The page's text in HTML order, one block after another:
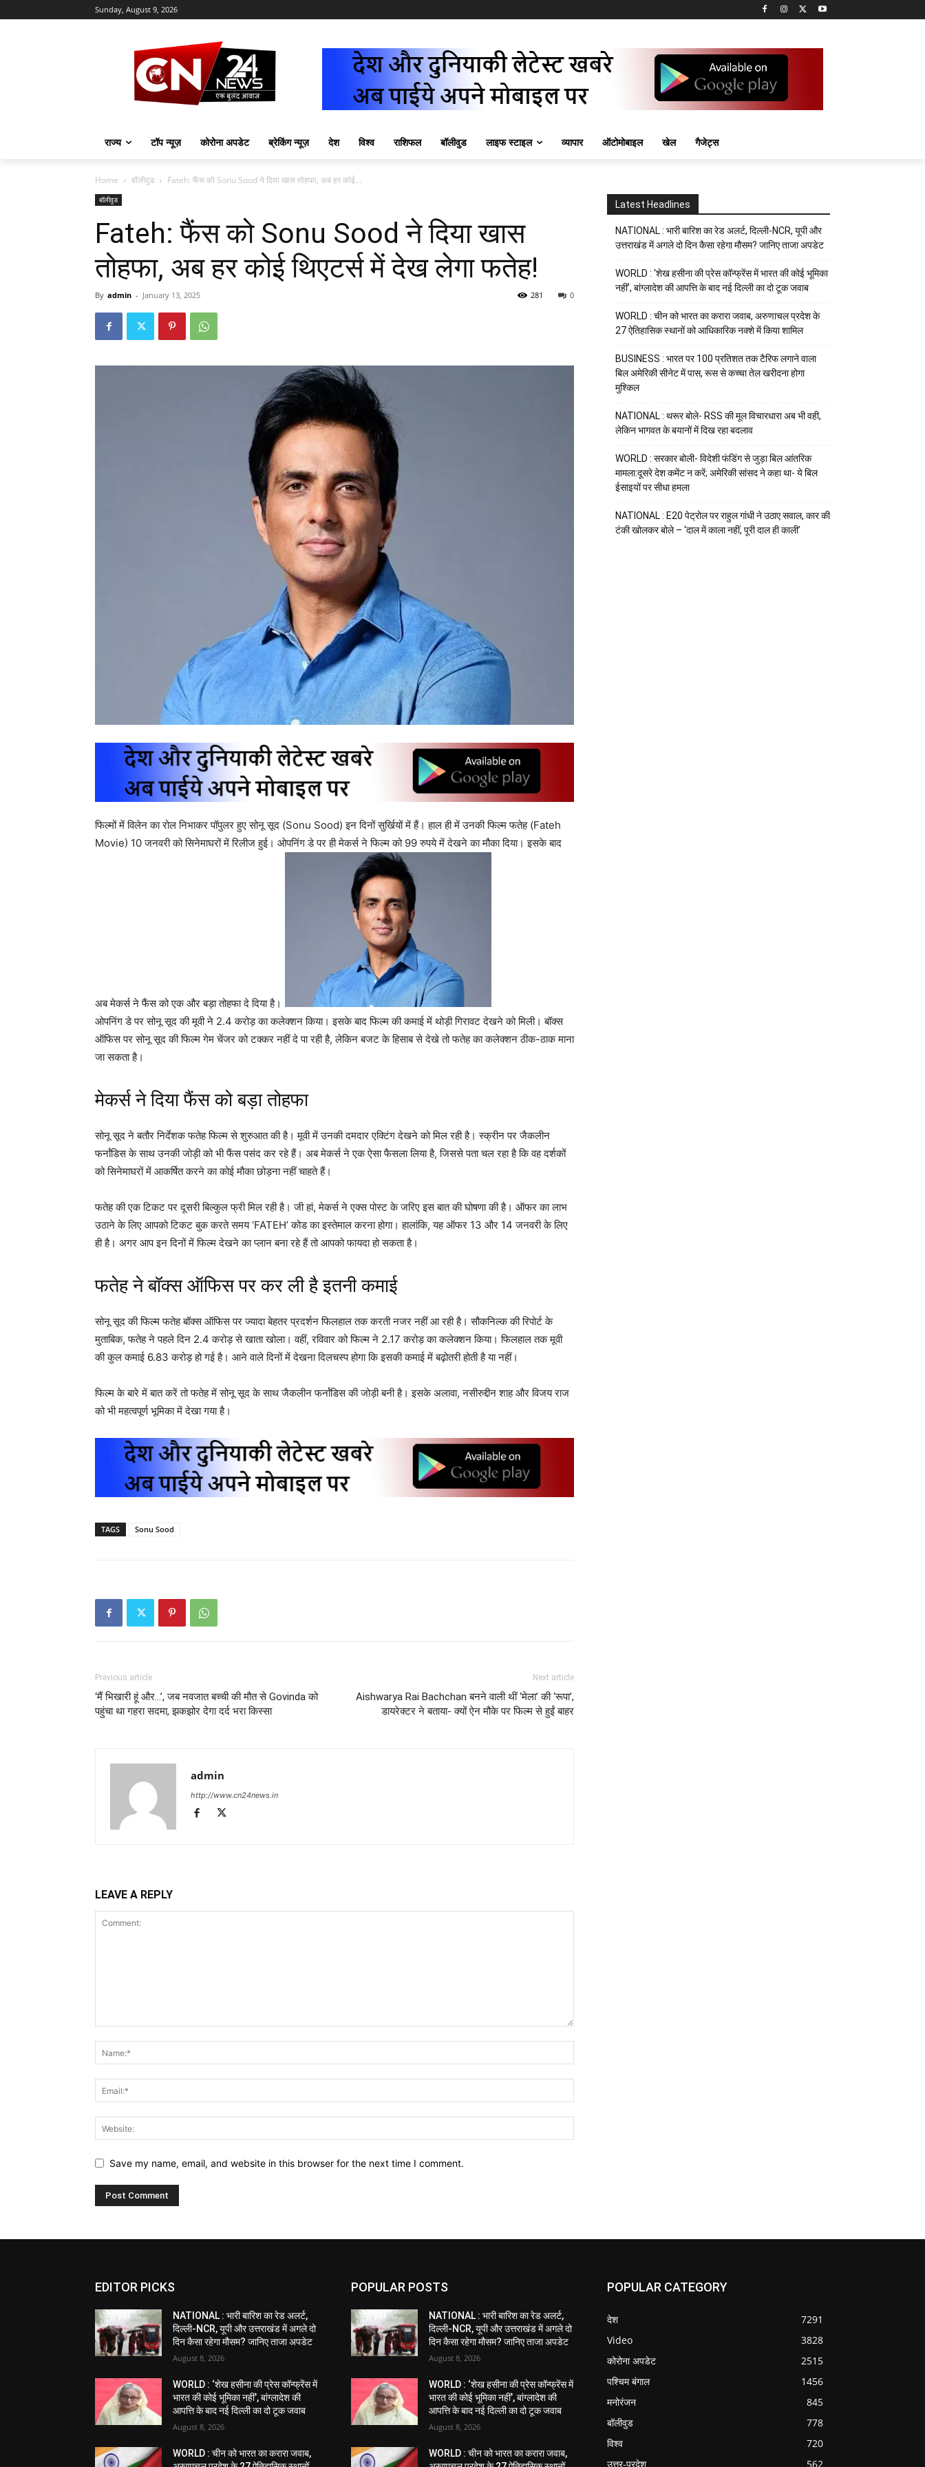
Sunday, August 9, 2026
राज्य टॉप न्यूज़ कोरोना अपडेट ब्रेकिंग न्यूज़ देश विश्व राशिफल बॉलीवुड लाइफ स्टाइल व्यापार ऑटोमोबाइल खेल गैजेट्स
Home बॉलीवुड Fateh: फैंस को Sonu Sood ने दिया खास तोहफा, अब हर कोई...
बॉलीवुड
Fateh: फैंस को Sonu Sood ने दिया खास
तोहफा, अब हर कोई थिएटर्स में देख लेगा फतेह!
By admin - January 13, 2025 0
281
फिल्मों में विलेन का रोल निभाकर पॉपुलर हुए सोनू सूद (Sonu Sood) इन दिनों सुर्खियों में हैं। हाल ही में उनकी फिल्म फतेह (Fateh
Movie) 10 जनवरी को सिनेमाघरों में रिलीज हुई। ओपनिंग डे पर ही मेकर्स ने फिल्म को 99 रुपये में देखने का मौका दिया। इसके बाद
अब मेकर्स ने फैंस को एक और बड़ा तोहफा दे दिया है।
ओपनिंग डे पर सोनू सूद की मूवी ने 2.4 करोड़ का कलेक्शन किया। इसके बाद फिल्म की कमाई में थोड़ी गिरावट देखने को मिली। बॉक्स
ऑफिस पर सोनू सूद की फिल्म गेम चेंजर को टक्कर नहीं दे पा रही है, लेकिन बजट के हिसाब से देखे तो फतेह का कलेक्शन ठीक-ठाक माना
जा सकता है।
मेकर्स ने दिया फैंस को बड़ा तोहफा
सोनू सूद ने बतौर निर्देशक फतेह फिल्म से शुरुआत की है। मूवी में उनकी दमदार एक्टिंग देखने को मिल रही है। स्क्रीन पर जैकलीन
फर्नांडिस के साथ उनकी जोड़ी को भी फैंस पसंद कर रहे हैं। अब मेकर्स ने एक ऐसा फैसला लिया है, जिससे पता चल रहा है कि वह दर्शकों
को सिनेमाघरों में आकर्षित करने का कोई मौका छोड़ना नहीं चाहते हैं।
फतेह की एक टिकट पर दूसरी बिल्कुल फ्री मिल रही है। जी हां, मेकर्स ने एक्स पोस्ट के जरिए इस बात की घोषणा की है। ऑफर का लाभ
उठाने के लिए आपको टिकट बुक करते समय ‘FATEH’ कोड का इस्तेमाल करना होगा। हालांकि, यह ऑफर 13 और 14 जनवरी के लिए
ही है। अगर आप इन दिनों में फिल्म देखने का प्लान बना रहे हैं तो आपको फायदा हो सकता है।
फतेह ने बॉक्स ऑफिस पर कर ली है इतनी कमाई
सोनू सूद की फिल्म फतेह बॉक्स ऑफिस पर ज्यादा बेहतर प्रदर्शन फिलहाल तक करती नजर नहीं आ रही है। सौकनिल्क की रिपोर्ट के
मुताबिक, फतेह ने पहले दिन 2.4 करोड़ से खाता खोला। वहीं, रविवार को फिल्म ने 2.17 करोड़ का कलेक्शन किया। फिलहाल तक मूवी
की कुल कमाई 6.83 करोड़ हो गई है। आने वाले दिनों में देखना दिलचस्प होगा कि इसकी कमाई में बढ़ोतरी होती है या नहीं।
फिल्म के बारे में बात करें तो फतेह में सोनू सूद के साथ जैकलीन फर्नांडिस की जोड़ी बनी है। इसके अलावा, नसीरुद्दीन शाह और विजय राज
को भी महत्वपूर्ण भूमिका में देखा गया है।
TAGS Sonu Sood
Previous article
‘मैं भिखारी हूं और…’, जब नवजात बच्ची की मौत से Govinda को
पहुंचा था गहरा सदमा, झकझोर देगा दर्द भरा किस्सा
Next article
Aishwarya Rai Bachchan बनने वाली थीं ‘मेला’ की ‘रूपा’,
डायरेक्टर ने बताया- क्यों ऐन मौके पर फिल्म से हुईं बाहर
admin
http://www.cn24news.in
LEAVE A REPLY
Save my name, email, and website in this browser for the next time I comment.
Latest Headlines
NATIONAL : भारी बारिश का रेड अलर्ट, दिल्ली-NCR, यूपी और
उत्तराखंड में अगले दो दिन कैसा रहेगा मौसम? जानिए ताजा अपडेट
WORLD : ‘शेख हसीना की प्रेस कॉन्फ्रेंस में भारत की कोई भूमिका
नहीं’, बांग्लादेश की आपत्ति के बाद नई दिल्ली का दो टूक जवाब
WORLD : चीन को भारत का करारा जवाब, अरुणाचल प्रदेश के
27 ऐतिहासिक स्थानों को आधिकारिक नक्शे में किया शामिल
BUSINESS : भारत पर 100 प्रतिशत तक टैरिफ लगाने वाला
बिल अमेरिकी सीनेट में पास, रूस से कच्चा तेल खरीदना होगा
मुश्किल
NATIONAL : थरूर बोले- RSS की मूल विचारधारा अब भी वही,
लेकिन भागवत के बयानों में दिख रहा बदलाव
WORLD : सरकार बोली- विदेशी फंडिंग से जुड़ा बिल आंतरिक
मामला:दूसरे देश कमेंट न करें; अमेरिकी सांसद ने कहा था- ये बिल
ईसाइयों पर सीधा हमला
NATIONAL : E20 पेट्रोल पर राहुल गांधी ने उठाए सवाल, कार की
टंकी खोलकर बोले – ‘दाल में काला नहीं, पूरी दाल ही काली’
EDITOR PICKS
NATIONAL : भारी बारिश का रेड अलर्ट,
दिल्ली-NCR, यूपी और उत्तराखंड में अगले दो
दिन कैसा रहेगा मौसम? जानिए ताजा अपडेट
August 8, 2026
WORLD : ‘शेख हसीना की प्रेस कॉन्फ्रेंस में
भारत की कोई भूमिका नहीं’, बांग्लादेश की
आपत्ति के बाद नई दिल्ली का दो टूक जवाब
August 8, 2026
WORLD : चीन को भारत का करारा जवाब,
POPULAR POSTS
NATIONAL : भारी बारिश का रेड अलर्ट,
दिल्ली-NCR, यूपी और उत्तराखंड में अगले दो
दिन कैसा रहेगा मौसम? जानिए ताजा अपडेट
August 8, 2026
WORLD : ‘शेख हसीना की प्रेस कॉन्फ्रेंस में
भारत की कोई भूमिका नहीं’, बांग्लादेश की
आपत्ति के बाद नई दिल्ली का दो टूक जवाब
August 8, 2026
WORLD : चीन को भारत का करारा जवाब,
POPULAR CATEGORY
देश
7291
Video
3828
कोरोना अपडेट
2515
पश्चिम बंगाल
1456
मनोरंजन
845
बॉलीवुड
778
विश्व
720
उत्तर-प्रदेश
562